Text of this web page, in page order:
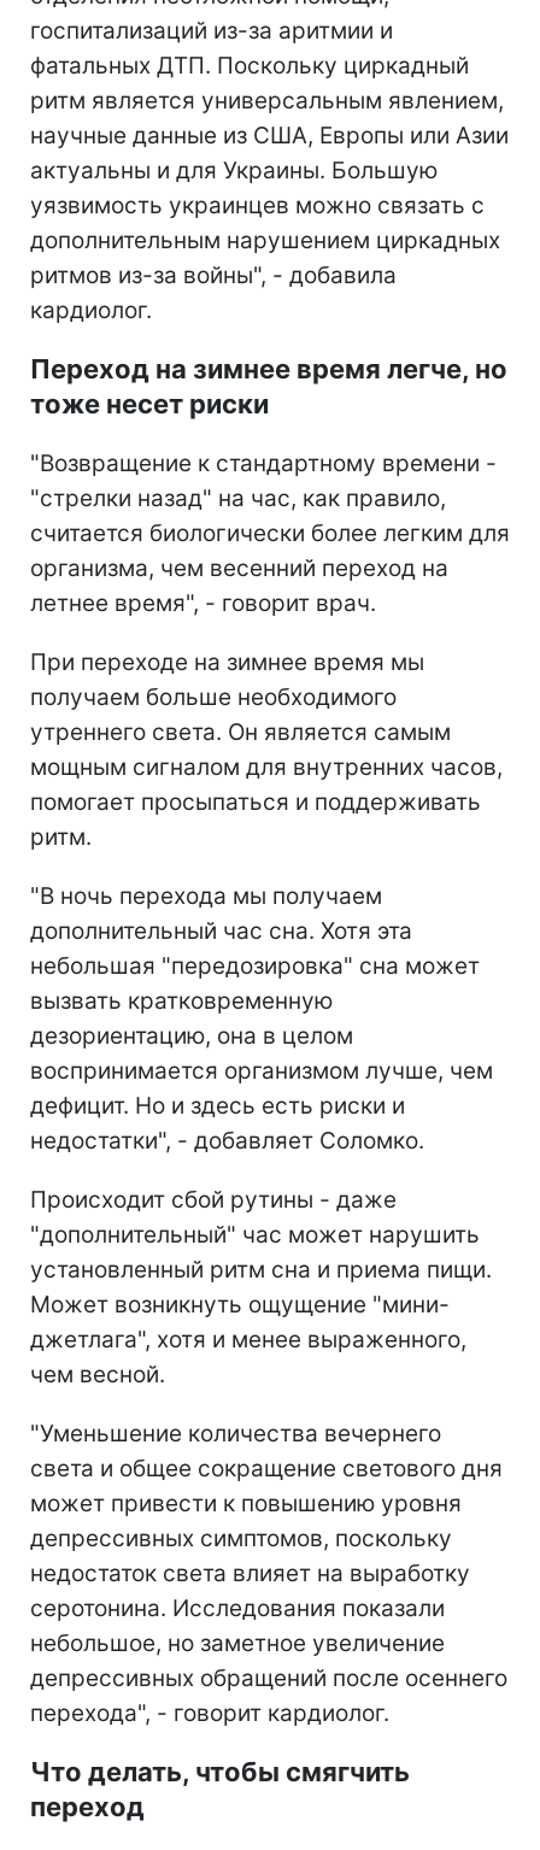
госпитализаций из-за аритмии и
фатальных ДТП. Поскольку циркадный
ритм является универсальным явлением,
научные данные из США, Европы или Азии
актуальны и для Украины. Большую
уязвимость украинцев можно связать с
дополнительным нарушением циркадных
ритмов из-за войны", - добавила
кардиолог.
Переход на зимнее время легче, но
тоже несет риски
"Возвращение к стандартному времени -
"стрелки назад" на час, как правило,
считается биологически более легким для
организма, чем весенний переход на
летнее время", - говорит врач.
При переходе на зимнее время мы
получаем больше необходимого
утреннего света. Он является самым
мощным сигналом для внутренних часов,
помогает просыпаться и поддерживать
ритм.
"В ночь перехода мы получаем
дополнительный час сна. Хотя эта
небольшая "передозировка" сна может
вызвать кратковременную
дезориентацию, она в целом
воспринимается организмом лучше, чем
дефицит. Но и здесь есть риски и
недостатки", - добавляет Соломко.
Происходит сбой рутины - даже
"дополнительный" час может нарушить
установленный ритм сна и приема пищи.
Может возникнуть ощущение "мини-
джетлага", хотя и менее выраженного,
чем весной.
"Уменьшение количества вечернего
света и общее сокращение светового дня
может привести к повышению уровня
депрессивных симптомов, поскольку
недостаток света влияет на выработку
серотонина. Исследования показали
небольшое, но заметное увеличение
депрессивных обращений после осеннего
перехода", - говорит кардиолог.
Что делать, чтобы смягчить
переход